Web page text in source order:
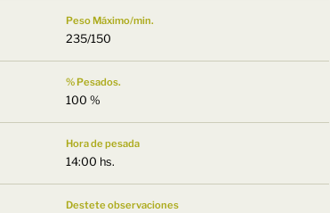
Peso Máximo/min.
235/150
% Pesados.
100 %
Hora de pesada
14:00 hs.
Destete observaciones